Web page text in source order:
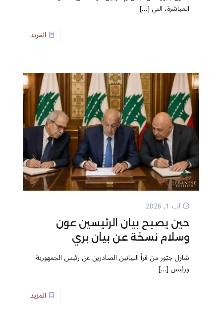
المباشرة، التي[…]
المزيد
آب 1, 2026
حين يصبح بيان الرئيسين عون
وسلام نسخة عن بيان بري
شارل جبّور من قرأ البيانين الصادرين عن رئيس الجمهورية
ورئيس[…]
المزيد